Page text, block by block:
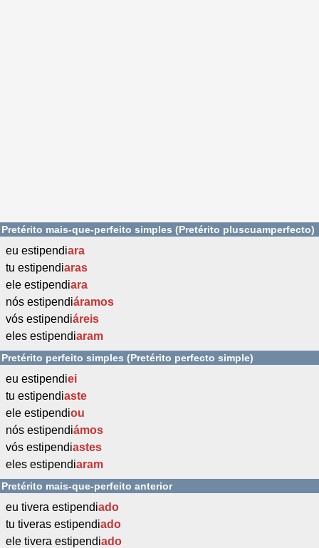
Pretérito mais-que-perfeito simples (Pretérito pluscuamperfecto)
eu estipendiara
tu estipendiaras
ele estipendiara
nós estipendiáramos
vós estipendiáreis
eles estipendiaram
Pretérito perfeito simples (Pretérito perfecto simple)
eu estipendiei
tu estipendiaste
ele estipendiou
nós estipendiámos
vós estipendiastes
eles estipendiaram
Pretérito mais-que-perfeito anterior
eu tivera estipendiado
tu tiveras estipendiado
ele tivera estipendiado